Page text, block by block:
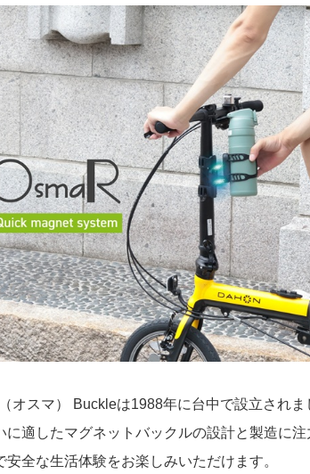
オスマ） Buckleは1988年に台中で設立されま
に適したマグネットバックルの設計と製造に
安全な生活体験をお楽しみいただけます。